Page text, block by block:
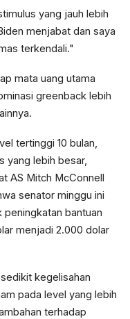
yang jauh lebih
menjabat dan saya
terkendali."
mata uang utama
greenback lebih
tertinggi 10 bulan,
yang lebih besar,
AS Mitch McConnell
senator minggu ini
peningkatan bantuan
menjadi 2.000 dolar
kegelisahan
pada level yang lebih
terhadap